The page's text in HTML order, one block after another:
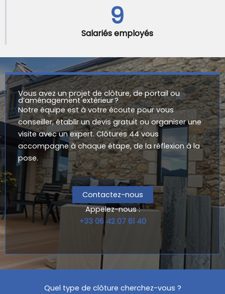
9
Salariés employés
Vous avez un projet de clôture, de portail ou
d’aménagement extérieur ?
Notre équipe est à votre écoute pour vous
conseiller, établir un devis gratuit ou organiser une
visite avec un expert. Clôtures 44 vous
accompagne à chaque étape, de la réflexion à la
pose.
Contactez-nous
Appelez-nous :
+33 06 42 07 61 40
Quel type de clôture cherchez-vous ?